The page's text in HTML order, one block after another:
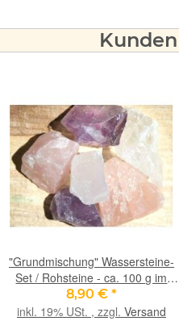
"Grundmischung" Wassersteine-
Set / Rohsteine - ca. 100 g im
Natur-Baumwollbeutel
8,90 € *
inkl. 19% USt. , zzgl. Versand